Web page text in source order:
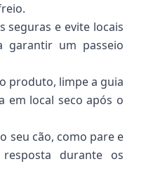
seguras e evite locais
garantir um passeio
produto, limpe a guia
em local seco após o
seu cão, como pare e
durante os